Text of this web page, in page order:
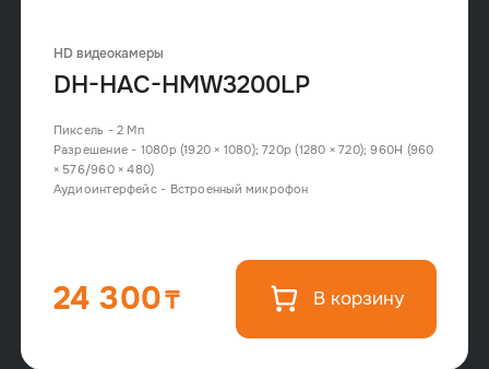
HD видеокамеры
DH-HAC-HMW3200LP
Пиксель - 2 Мп
Разрешение - 1080p (1920 × 1080); 720p (1280 × 720); 960H (960
× 576/960 × 480)
Аудиоинтерфейс - Встроенный микрофон
24 300 В корзину